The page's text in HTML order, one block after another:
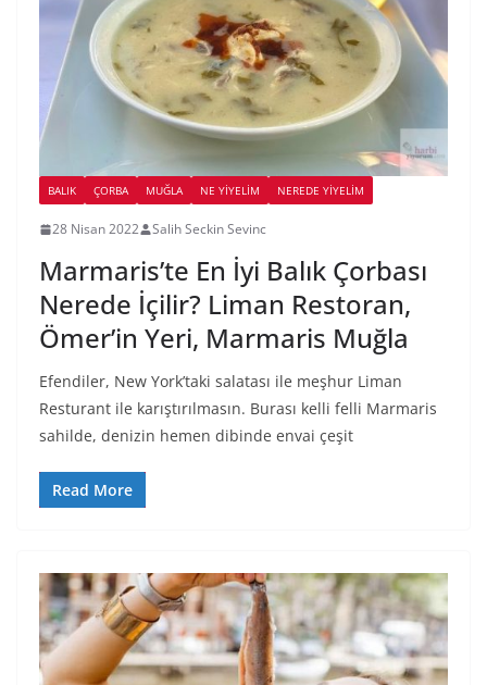
BALIK ÇORBA MUĞLA NE YİYELİM NEREDE YİYELİM
28 Nisan 2022 Salih Seckin Sevinc
Marmaris’te En İyi Balık Çorbası
Nerede İçilir? Liman Restoran,
Ömer’in Yeri, Marmaris Muğla
Efendiler, New York’taki salatası ile meşhur Liman
Resturant ile karıştırılmasın. Burası kelli felli Marmaris
sahilde, denizin hemen dibinde envai çeşit
Read More